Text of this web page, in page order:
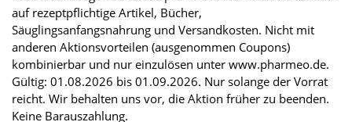
auf rezeptpflichtige Artikel, Bücher,
Säuglingsanfangsnahrung und Versandkosten. Nicht mit
anderen Aktionsvorteilen (ausgenommen Coupons)
kombinierbar und nur einzulösen unter www.pharmeo.de.
Gültig: 01.08.2026 bis 01.09.2026. Nur solange der Vorrat
reicht. Wir behalten uns vor, die Aktion früher zu beenden.
Keine Barauszahlung.